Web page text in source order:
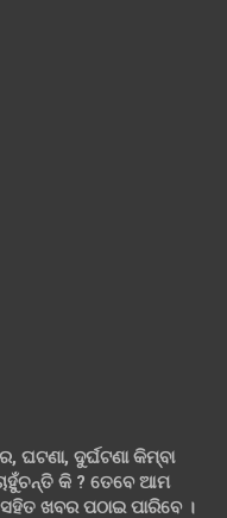
ଦୁର୍ଘଟଣା କିମ୍ବା
କି ? ତେବେ ଆମ
ଖବର ପଠାଇ ପାରିବେ ।